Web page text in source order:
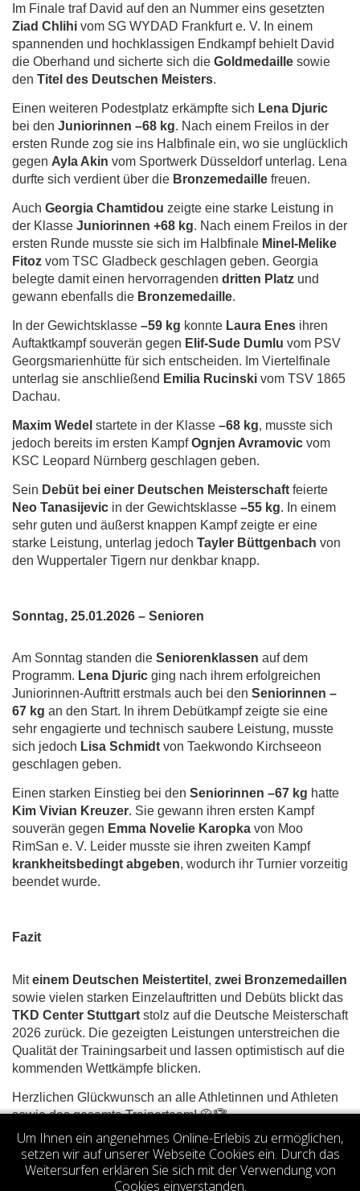
Im Finale traf David auf den an Nummer eins gesetzten
Ziad Chlihi vom SG WYDAD Frankfurt e. V. In einem
spannenden und hochklassigen Endkampf behielt David
die Oberhand und sicherte sich die Goldmedaille sowie
den Titel des Deutschen Meisters.
Einen weiteren Podestplatz erkämpfte sich Lena Djuric
bei den Juniorinnen –68 kg. Nach einem Freilos in der
ersten Runde zog sie ins Halbfinale ein, wo sie unglücklich
gegen Ayla Akin vom Sportwerk Düsseldorf unterlag. Lena
durfte sich verdient über die Bronzemedaille freuen.
Auch Georgia Chamtidou zeigte eine starke Leistung in
der Klasse Juniorinnen +68 kg. Nach einem Freilos in der
ersten Runde musste sie sich im Halbfinale Minel-Melike
Fitoz vom TSC Gladbeck geschlagen geben. Georgia
belegte damit einen hervorragenden dritten Platz und
gewann ebenfalls die Bronzemedaille.
In der Gewichtsklasse –59 kg konnte Laura Enes ihren
Auftaktkampf souverän gegen Elif-Sude Dumlu vom PSV
Georgsmarienhütte für sich entscheiden. Im Viertelfinale
unterlag sie anschließend Emilia Rucinski vom TSV 1865
Dachau.
Maxim Wedel startete in der Klasse –68 kg, musste sich
jedoch bereits im ersten KampfOgnjen Avramovic vom
KSC Leopard Nürnberg geschlagen geben.
Sein Debüt bei einer Deutschen Meisterschaft feierte
Neo Tanasijevic in der Gewichtsklasse –55 kg. In einem
sehr guten und äußerst knappen Kampf zeigte er eine
starke Leistung, unterlag jedoch Tayler Büttgenbach von
den Wuppertaler Tigern nur denkbar knapp.
Sonntag, 25.01.2026 – Senioren
Am Sonntag standen die Seniorenklassen auf dem
Programm. Lena Djuric ging nach ihrem erfolgreichen
Juniorinnen-Auftritt erstmals auch bei den Seniorinnen –
67 kg an den Start. In ihrem Debütkampf zeigte sie eine
sehr engagierte und technisch saubere Leistung, musste
sich jedoch Lisa Schmidt von Taekwondo Kirchseeon
geschlagen geben.
Einen starken Einstieg bei den Seniorinnen –67 kg hatte
Kim Vivian Kreuzer. Sie gewann ihren ersten Kampf
souverän gegen Emma Novelie Karopka von Moo
RimSan e. V. Leider musste sie ihren zweiten Kampf
krankheitsbedingt abgeben, wodurch ihr Turnier vorzeitig
beendet wurde.
Fazit
Miteinem Deutschen Meistertitel , zwei Bronzemedaillen
sowie vielen starken Einzelauftritten und Debüts blickt das
TKD Center Stuttgart stolz auf die Deutsche Meisterschaft
2026 zurück. Die gezeigten Leistungen unterstreichen die
Qualität der Trainingsarbeit und lassen optimistisch auf die
kommenden Wettkämpfe blicken.
Herzlichen Glückwunsch an alle Athletinnen und Athleten
sowie das gesamte Trainerteam! 🥋🏆
Votes 4.50 (2 votes)
Um Ihnen ein angenehmes Online-Erlebis zu ermöglichen,
setzen wir auf unserer Webseite Cookies ein. Durch das
Weitersurfen erklären Sie sich mit der Verwendung von
Cookies einverstanden.